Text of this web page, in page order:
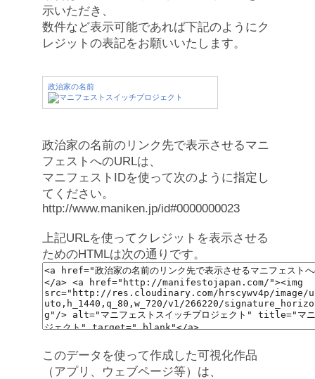
示いただき、
数件など表示可能であれば下記のようにク
レジットの表記をお願いいたします。
政治家の名前
政治家の名前のリンク先で表示させるマニ
フェストへのURLは、
マニフェストIDを使って次のように指定し
てください。
http://www.maniken.jp/id#0000000023
上記URLを使ってクレジットを表示させる
ためのHTMLは次の通りです。
このデータを使って作成した可視化作品
（アプリ、ウェブページ等）は、